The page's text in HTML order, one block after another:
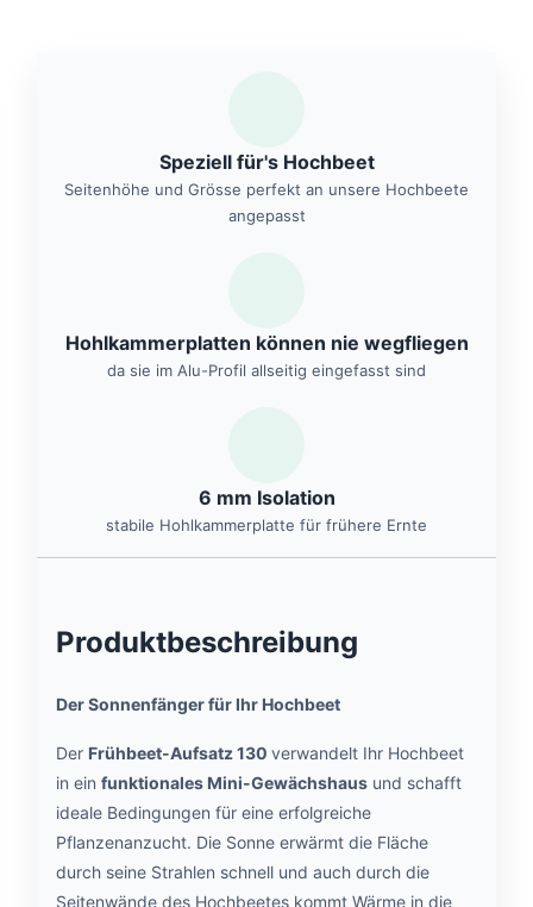
Speziell für's Hochbeet
Seitenhöhe und Grösse perfekt an unsere Hochbeete
angepasst
Hohlkammerplatten können nie wegfliegen
da sie im Alu-Profil allseitig eingefasst sind
6 mm Isolation
stabile Hohlkammerplatte für frühere Ernte
Produktbeschreibung
Der Sonnenfänger für Ihr Hochbeet
Der Frühbeet-Aufsatz 130verwandelt Ihr Hochbeet
in einfunktionales Mini-Gewächshaus und schafft
ideale Bedingungen für eine erfolgreiche
Pflanzenanzucht. Die Sonne erwärmt die Fläche
durch seine Strahlen schnell und auch durch die
Seitenwände des Hochbeetes kommt Wärme in die